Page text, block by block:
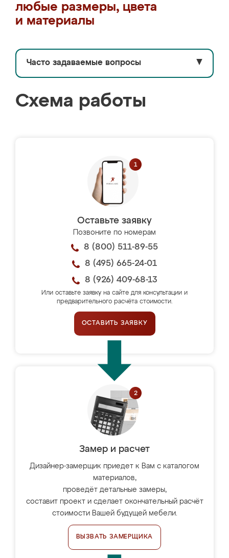
любые размеры, цвета
и материалы
Часто задаваемые вопросы ▼
Схема работы
Оставьте заявку
Позвоните по номерам
8 (800) 511-89-55
8 (495) 665-24-01
8 (926) 409-68-13
Или оставьте заявку на сайте для консультации и
предварительного расчёта стоимости.
ОСТАВИТЬ ЗАЯВКУ
Замер и расчет
Дизайнер-замерщик приедет к Вам с каталогом
материалов,
проведёт детальные замеры,
составит проект и сделает окончательный расчёт
стоимости Вашей будущей мебели.
ВЫЗВАТЬ ЗАМЕРЩИКА